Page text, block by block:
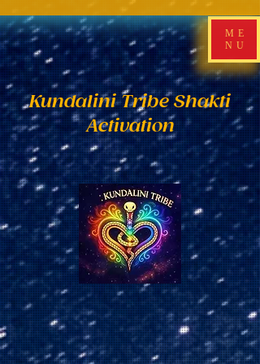
Kundalini Tribe Shakti
Activation
ME
NU